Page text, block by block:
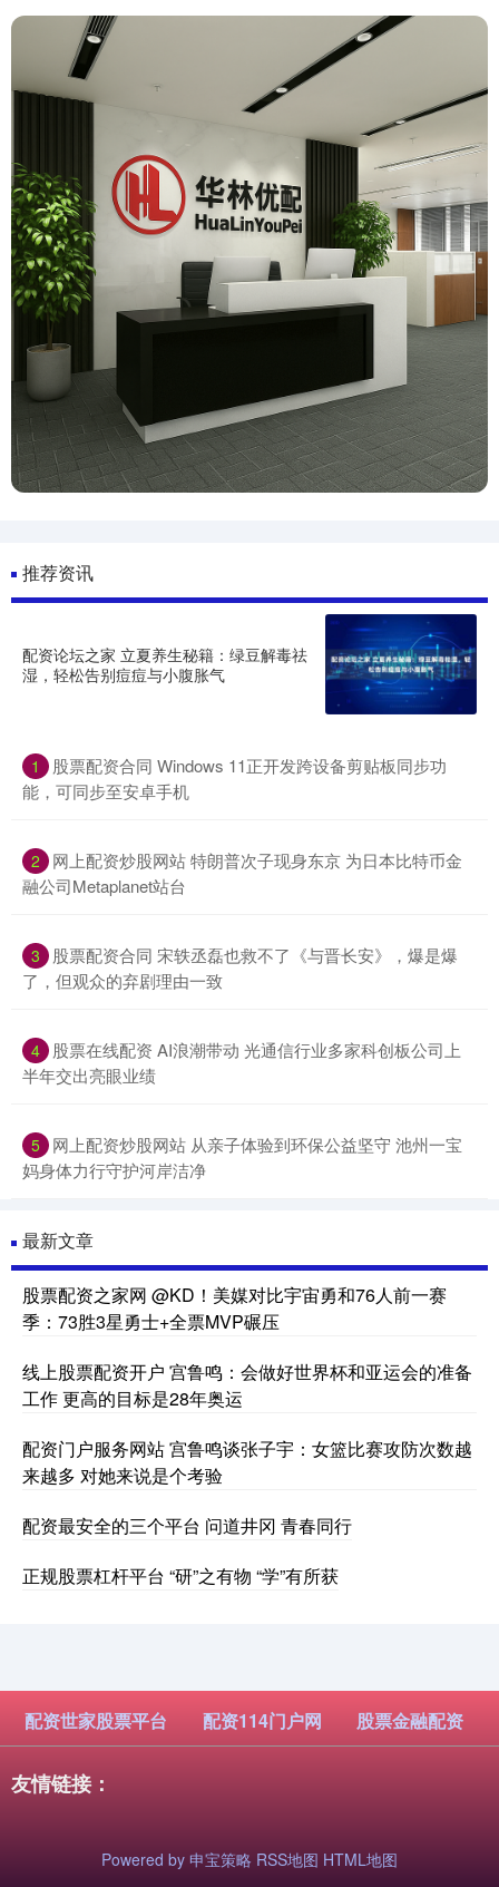
推荐资讯
配资论坛之家 立夏养生秘籍：绿豆解毒祛
湿，轻松告别痘痘与小腹胀气
1
股票配资合同 Windows 11正开发跨设备剪贴板同步功
能，可同步至安卓手机
2
网上配资炒股网站 特朗普次子现身东京 为日本比特币金
融公司Metaplanet站台
3
股票配资合同 宋轶丞磊也救不了《与晋长安》，爆是爆
了，但观众的弃剧理由一致
4
股票在线配资 AI浪潮带动 光通信行业多家科创板公司上
半年交出亮眼业绩
5 网上配资炒股网站 从亲子体验到环保公益坚守 池州一宝
妈身体力行守护河岸洁净
最新文章
股票配资之家网 @KD！美媒对比宇宙勇和76人前一赛
季：73胜3星勇士+全票MVP碾压
线上股票配资开户 宫鲁鸣：会做好世界杯和亚运会的准备
工作 更高的目标是28年奥运
配资门户服务网站 宫鲁鸣谈张子宇：女篮比赛攻防次数越
来越多 对她来说是个考验
配资最安全的三个平台 问道井冈 青春同行
正规股票杠杆平台 “研”之有物 “学”有所获
配资世家股票平台 配资114门户网 股票金融配资
友情链接：
Powered by 申宝策略 RSS地图 HTML地图